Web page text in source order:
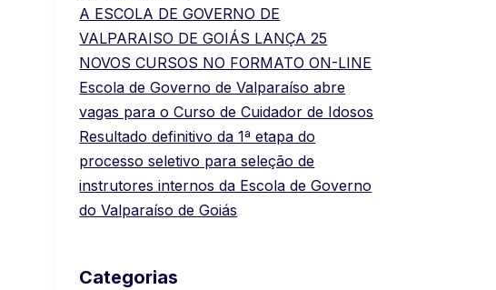
A ESCOLA DE GOVERNO DE
VALPARAISO DE GOIÁS LANÇA 25
NOVOS CURSOS NO FORMATO ON-LINE
Escola de Governo de Valparaíso abre
vagas para o Curso de Cuidador de Idosos
Resultado definitivo da 1ª etapa do
processo seletivo para seleção de
instrutores internos da Escola de Governo
do Valparaíso de Goiás
Categorias